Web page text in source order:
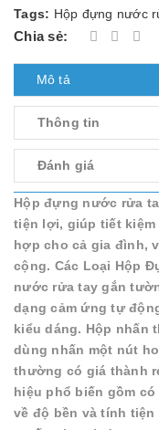
Tags: Hộp đựng nước
Chia sẻ:
Mô tả
Thông tin
Đánh giá
Hộp đựng nước rửa
tiện lợi, giúp tiết
hợp cho cả gia đình,
cộng. Các Loại Hộp
nước rửa tay gắn
dạng cảm ứng tự
kiểu dáng. Hộp nhấn
dùng nhấn một nút
thường có giá thành
hiệu phổ biến gồm có
về độ bền và tính